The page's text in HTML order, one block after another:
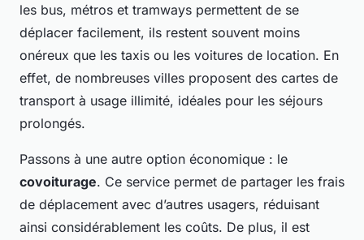
les bus, métros et tramways permettent de se
déplacer facilement, ils restent souvent moins
onéreux que les taxis ou les voitures de location. En
effet, de nombreuses villes proposent des cartes de
transport à usage illimité, idéales pour les séjours
prolongés.
Passons à une autre option économique : le
covoiturage. Ce service permet de partager les frais
de déplacement avec d’autres usagers, réduisant
ainsi considérablement les coûts. De plus, il est